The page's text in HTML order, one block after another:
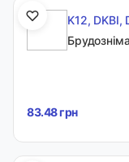
K12, DKBI,
83.48 грн